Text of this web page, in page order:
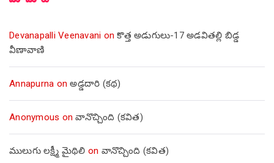
Devanapalli Veenavani onకొత్త అడుగులు-17 అడవితల్లి బిడ్డ
వీణావాణి
Annapurna onఅడ్డదారి (కథ)
Anonymous onవానొచ్చింది (కవిత)
ములుగు లక్ష్మీ మైథిలి on వానొచ్చింది (కవిత)